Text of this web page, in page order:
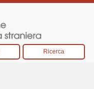
Ricerca